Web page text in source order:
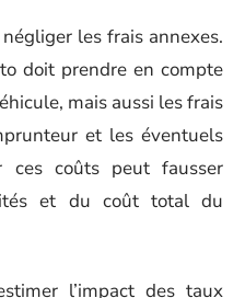
les frais annexes.
doit prendre en compte
mais aussi les frais
et les éventuels
ces coûts peut fausser
et du coût total du
l’impact des taux